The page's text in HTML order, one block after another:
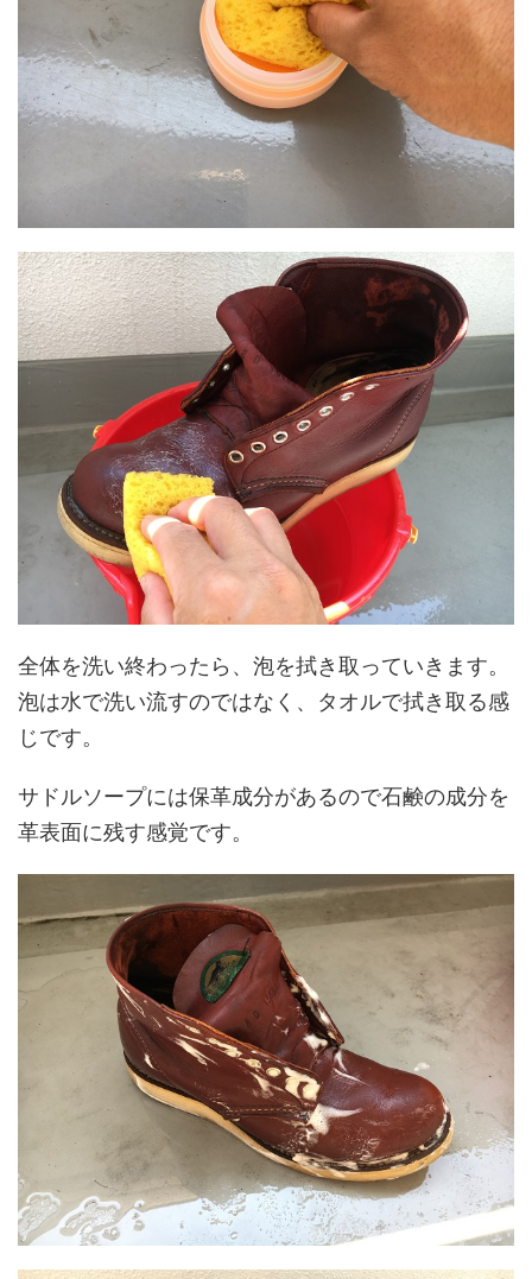
全体を洗い終わったら、泡を拭き取っていきます。
泡は水で洗い流すのではなく、タオルで拭き取る感
じです。
サドルソープには保革成分があるので石鹸の成分を
革表面に残す感覚です。